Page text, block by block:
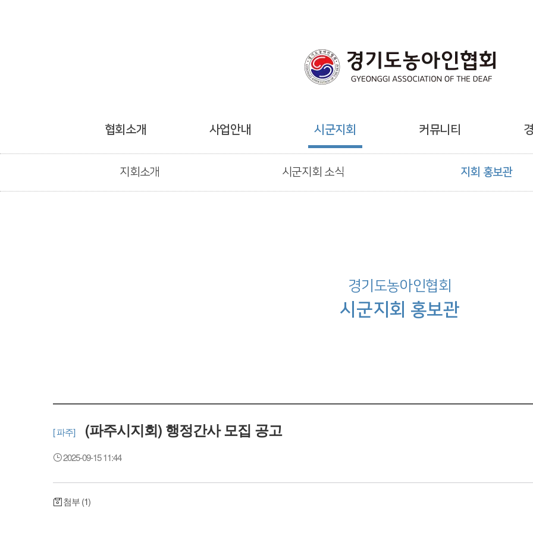
협회소개 사업안내 시군지회 커뮤니티
지회소개 시군지회 소식 지회 홍보관
경기도농아인협회
시군지회 홍보관
[ 파주] (파주시지회) 행정간사 모집 공고
2025-09-15 11:44
첨부 (1)